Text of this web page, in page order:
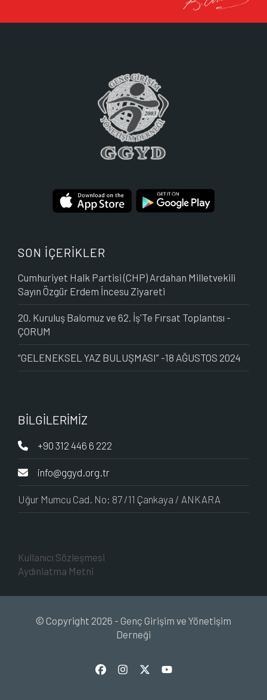
SON İÇERİKLER
Cumhuriyet Halk Partisi (CHP) Ardahan Milletvekili
Sayın Özgür Erdem İncesu Ziyareti
20. Kuruluş Balomuz ve 62. İş'Te Fırsat Toplantısı -
ÇORUM
“GELENEKSEL YAZ BULUŞMASI” -18 AĞUSTOS 2024
BİLGİLERİMİZ
+90 312 446 6 222
info@ggyd.org.tr
Uğur Mumcu Cad. No: 87 /11 Çankaya / ANKARA
Kullanıcı Sözleşmesi
Aydınlatma Metni
© Copyright 2026 - Genç Girişim ve Yönetişim
Derneği